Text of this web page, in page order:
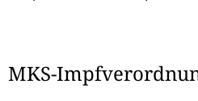
MKS-